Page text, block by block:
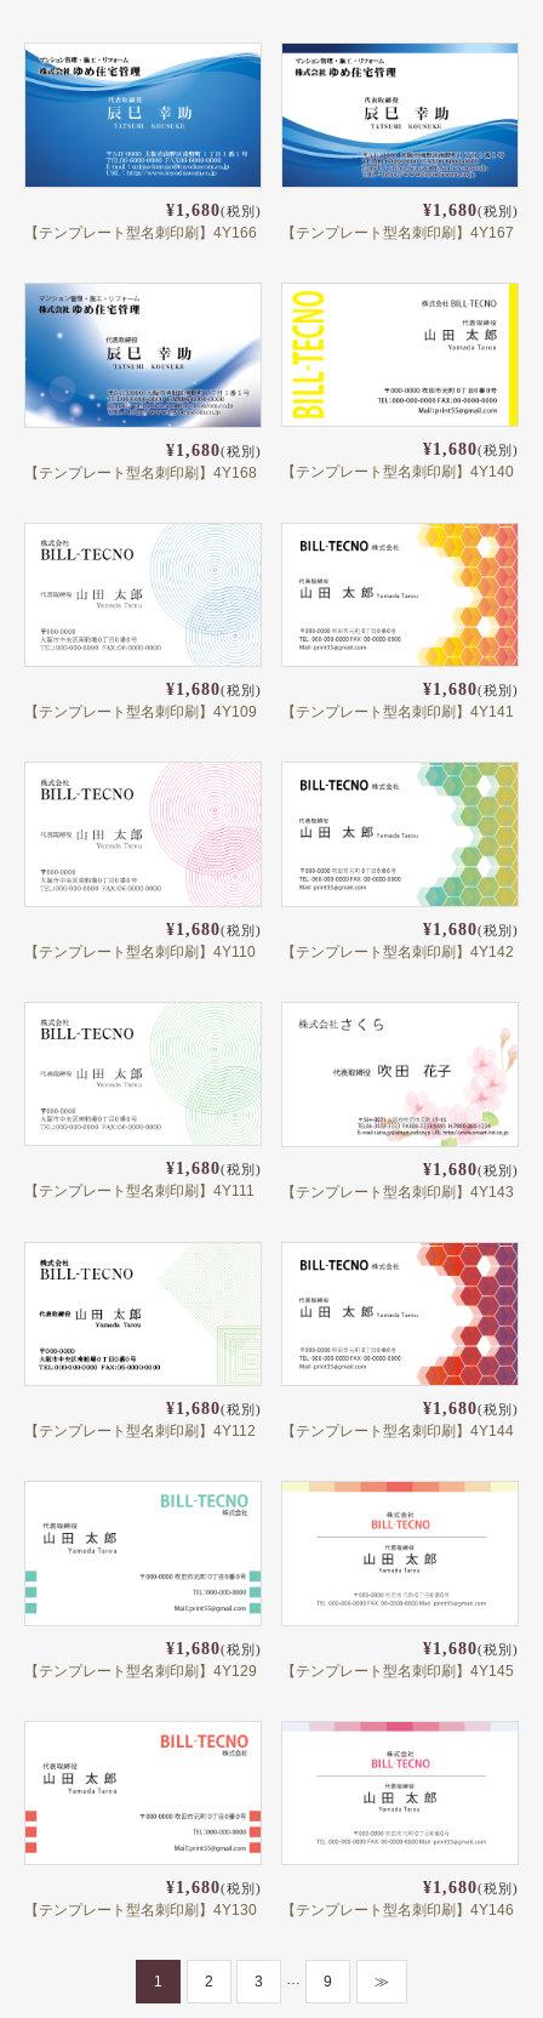
¥1,680(税別)
【テンプレート型名刺印刷】4Y166
¥1,680(税別)
【テンプレート型名刺印刷】4Y167
¥1,680(税別)
【テンプレート型名刺印刷】4Y168
¥1,680(税別)
【テンプレート型名刺印刷】4Y140
¥1,680(税別)
【テンプレート型名刺印刷】4Y109
¥1,680(税別)
【テンプレート型名刺印刷】4Y141
¥1,680(税別)
【テンプレート型名刺印刷】4Y110
¥1,680(税別)
【テンプレート型名刺印刷】4Y142
¥1,680(税別)
【テンプレート型名刺印刷】4Y111
¥1,680(税別)
【テンプレート型名刺印刷】4Y143
¥1,680(税別)
【テンプレート型名刺印刷】4Y112
¥1,680(税別)
【テンプレート型名刺印刷】4Y144
¥1,680(税別)
【テンプレート型名刺印刷】4Y129
¥1,680(税別)
【テンプレート型名刺印刷】4Y145
¥1,680(税別)
【テンプレート型名刺印刷】4Y130
¥1,680(税別)
【テンプレート型名刺印刷】4Y146
1 2 3 … 9 ≫